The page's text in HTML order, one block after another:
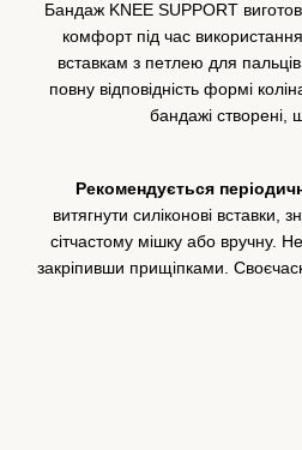
Бандаж KNEE SUPPORT
комфорт під час
вставкам з петлею для
повну відповідність формі
бандажі створені,
Рекомендується
витягнути силіконові вставки,
сітчастому мішку або вручну.
закріпивши прищіпками.